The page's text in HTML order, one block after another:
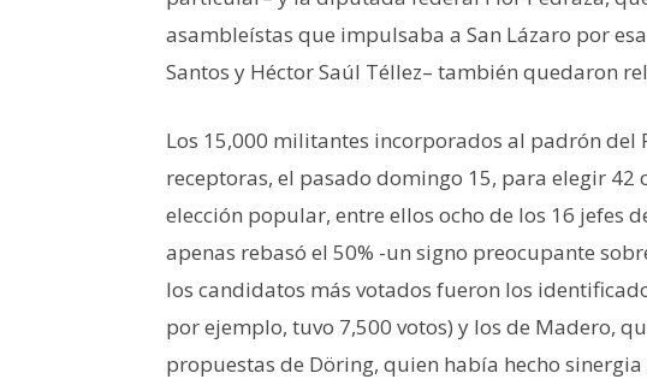
asambleístas que impulsaba a San Lázaro por
Santos y Héctor Saúl Téllez– también quedaron
Los 15,000 militantes incorporados al padrón del
receptoras, el pasado domingo 15, para elegir
elección popular, entre ellos ocho de los 16 jefes
apenas rebasó el 50% -un signo preocupante
los candidatos más votados fueron los
por ejemplo, tuvo 7,500 votos) y los de Madero,
propuestas de Döring, quien había hecho